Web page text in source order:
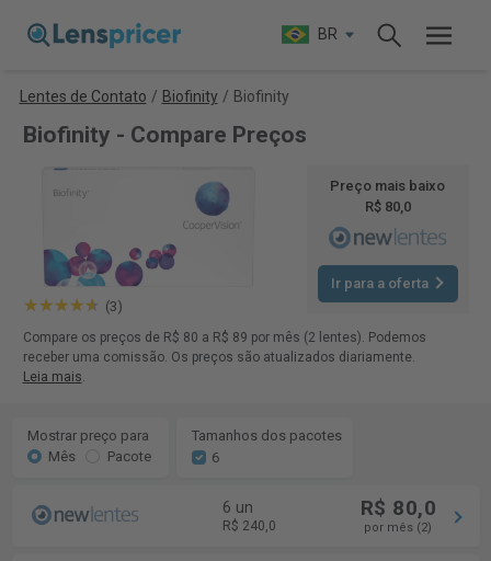
BR
Lentes de Contato / Biofinity / Biofinity
Biofinity - Compare Preços
(3)
Preço mais baixo
R$ 80,0
Ir para a oferta
Compare os preços de R$ 80 a R$ 89 por mês (2 lentes). Podemos
receber uma comissão. Os preços são atualizados diariamente.
Leia mais.
Mostrar preço para
Mês
Pacote
Tamanhos dos pacotes
6
6 un
R$ 240,0
R$ 80,0
por mês (2)